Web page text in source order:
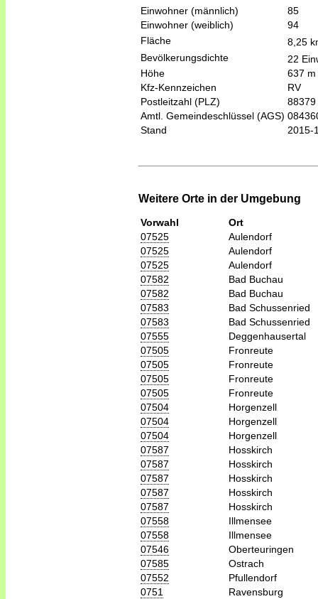
Einwohner (männlich)
85
Einwohner (weiblich)
94
Fläche
8,25
Bevölkerungsdichte
22
Höhe
637 m
Kfz-Kennzeichen
RV
Postleitzahl (PLZ)
88379
Amtl. Gemeindeschlüssel (AGS)
Stand
2015-
Weitere Orte in der Umgebung
Vorwahl
Ort
07525
Aulendorf
07525
Aulendorf
07525
Aulendorf
07582
Bad Buchau
07582
Bad Buchau
07583
Bad Schussenried
07583
Bad Schussenried
07555
Deggenhausertal
07505
Fronreute
07505
Fronreute
07505
Fronreute
07505
Fronreute
07504
Horgenzell
07504
Horgenzell
07504
Horgenzell
07587
Hosskirch
07587
Hosskirch
07587
Hosskirch
07587
Hosskirch
07587
Hosskirch
07558
Illmensee
07558
Illmensee
07546
Oberteuringen
07585
Ostrach
07552
Pfullendorf
0751
Ravensburg